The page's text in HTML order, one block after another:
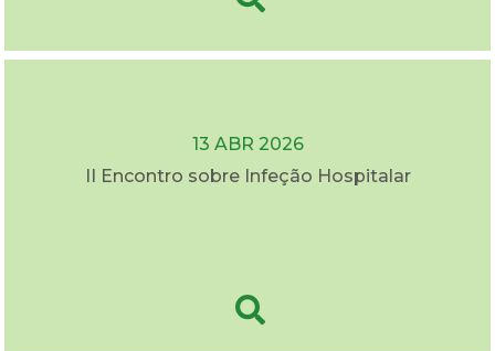
13 ABR 2026
II Encontro sobre Infeção Hospitalar